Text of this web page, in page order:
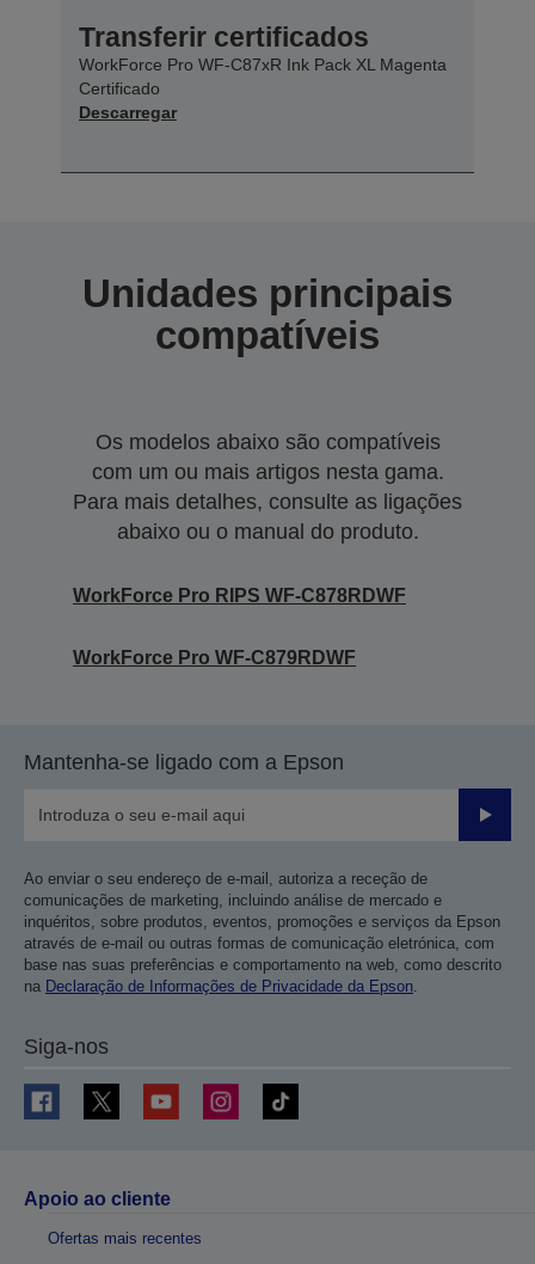
Transferir certificados
WorkForce Pro WF-C87xR Ink Pack XL Magenta
Certificado
Descarregar
Unidades principais
compatíveis
Os modelos abaixo são compatíveis
com um ou mais artigos nesta gama.
Para mais detalhes, consulte as ligações
abaixo ou o manual do produto.
WorkForce Pro RIPS WF-C878RDWF
WorkForce Pro WF-C879RDWF
Mantenha-se ligado com a Epson
Enviar
Ao enviar o seu endereço de e-mail, autoriza a receção de
comunicações de marketing, incluindo análise de mercado e
inquéritos, sobre produtos, eventos, promoções e serviços da Epson
através de e-mail ou outras formas de comunicação eletrónica, com
base nas suas preferências e comportamento na web, como descrito
na Declaração de Informações de Privacidade da Epson.
Siga-nos
Apoio ao cliente
Ofertas mais recentes